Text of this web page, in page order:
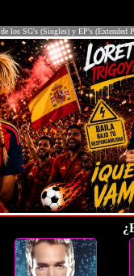
de los SG's (Singles) y EP's (Extended